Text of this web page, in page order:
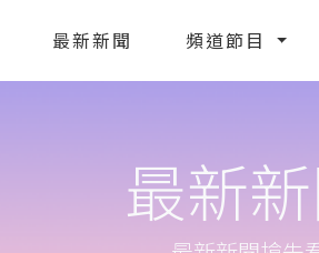
最新新聞 頻道節目
最新